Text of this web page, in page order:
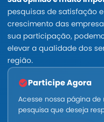
pesquisas de satisfação
crescimento das
sua participação,
elevar a qualidade dos
região.
Participe Agora
Acesse nossa página de
pesquisa que deseja